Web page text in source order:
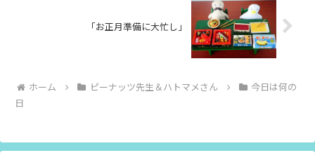
「お正月準備に大忙し」
ホーム ピーナッツ先生＆ハトマメさん
今日は何の
日